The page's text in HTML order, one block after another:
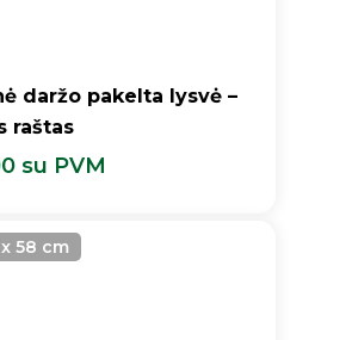
daržo pakelta lysvė –
raštas
su PVM
58 cm